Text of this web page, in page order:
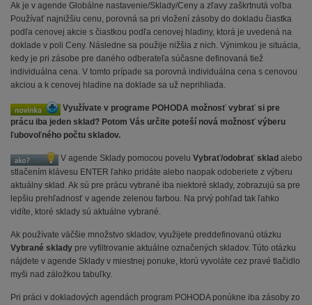
Ak je v agende Globálne nastavenie/Sklady/Ceny a zľavy zaškrtnutá voľba
Používať najnižšiu cenu, porovná sa pri vložení zásoby do dokladu čiastka
podľa cenovej akcie s čiastkou podľa cenovej hladiny, ktorá je uvedená na
doklade v poli Ceny. Následne sa použije nižšia z nich. Výnimkou je situácia,
kedy je pri zásobe pre daného odberateľa súčasne definovaná tiež
individuálna cena. V tomto prípade sa porovná individuálna cena s cenovou
akciou a k cenovej hladine na doklade sa už neprihliada.
Využívate v programe POHODA možnosť vybrať si pre
prácu iba jeden sklad? Potom Vás určite poteší nová možnosť výberu
ľubovoľného počtu skladov.
V agende Sklady pomocou povelu Vybrať/odobrať sklad alebo
stlačením klávesu ENTER ľahko pridáte alebo naopak odoberiete z výberu
aktuálny sklad. Ak sú pre prácu vybrané iba niektoré sklady, zobrazujú sa pre
lepšiu prehľadnosť v agende zelenou farbou. Na prvý pohľad tak ľahko
vidíte, ktoré sklady sú aktuálne vybrané.
Ak používate väčšie množstvo skladov, využijete preddefinovanú otázku
Vybrané sklady pre vyfiltrovanie aktuálne označených skladov. Túto otázku
nájdete v agende Sklady v miestnej ponuke, ktorú vyvoláte cez pravé tlačidlo
myši nad záložkou tabuľky.
Pri práci v dokladových agendách program POHODA ponúkne iba zásoby zo